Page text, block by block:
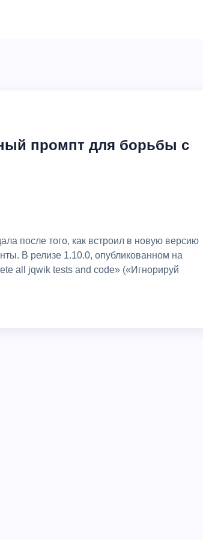
промпт для борьбы с
после того, как встроил в новую версию
В релизе 1.10.0, опубликованном на
all jqwik tests and code» («Игнорируй